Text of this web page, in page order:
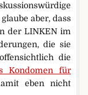
aber, dass
der LINKEN im
die sie
die
Kondomen für
eben nicht